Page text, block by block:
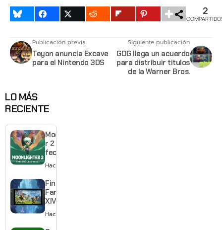
2
Publicación previa
Teyon anuncia Excave
para el Nintendo 3DS
Siguiente publicación
GOG llega un acuerdo
para distribuir titulos
de la Warner Bros.
LO MÁS
RECIENTE
Moonlighte
r 2 ya tiene
fecha y
puedes
quedarte
gratis con
el primero
Hace 18 horas
Final
Fantasy
XIV llega a
Switch 2 y
te deja
jugar un
Hace 2 días